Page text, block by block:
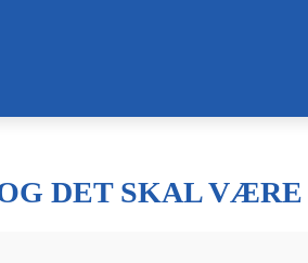
DET SKAL VÆRE